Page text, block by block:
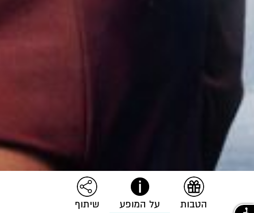
הטבות על המופע שיתוף